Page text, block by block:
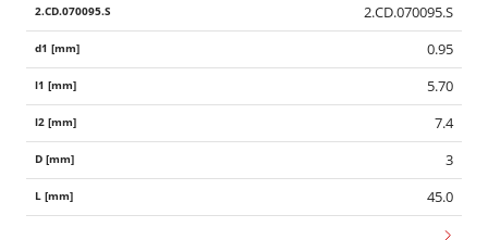
2.CD.070095.S
0.95
5.70
7.4
3
45.0